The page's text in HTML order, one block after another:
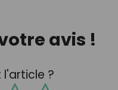
avis !
?